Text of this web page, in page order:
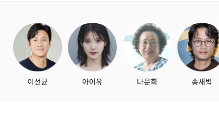
이선균 아이유 나문희 송새벽